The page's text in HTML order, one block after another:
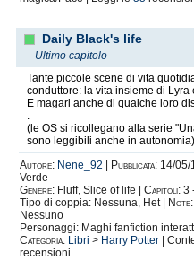
Daily Black's life
- Ultimo capitolo
Tante piccole scene di vita
conduttore: la vita insieme di Lyra
E magari anche di qualche loro
.
(le OS si ricollegano alla serie
sono leggibili anche in autonomia)
Autore: Nene_92 Pubblicata: 14/05/
Verde
Genere: Fluff, Slice of life | Capitoli: 3
Tipo di coppia: Nessuna, Het |
Note:
Nessuno
Personaggi: Maghi fanfiction
Categoria: Libri > Harry Potter |
recensioni